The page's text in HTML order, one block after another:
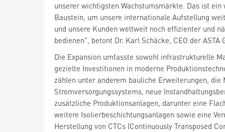
unserer wichtigsten Wachstumsmärkte. Das ist ein
Baustein, um unsere internationale Aufstellung
und unsere Kunden weltweit noch effizienter und
bedienen", betont Dr. Karl Schäcke, CEO der ASTA
Die Expansion umfasste sowohl infrastrukturelle
gezielte Investitionen in moderne
zählen unter anderem bauliche Erweiterungen, die
Stromversorgungssystems, neue
zusätzliche Produktionsanlagen, darunter eine
weitere Isolierbeschichtungsanlagen sowie eine
Herstellung von CTCs (Continuously Transposed